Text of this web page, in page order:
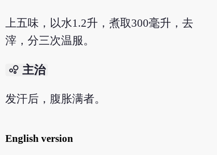
上五味，以水1.2升，煮取300毫升，去
滓，分三次温服。
bubble_chart 主治
发汗后，腹胀满者。
English version